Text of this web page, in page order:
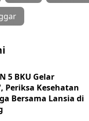
5 BKU Gelar
Periksa Kesehatan
Bersama Lansia di